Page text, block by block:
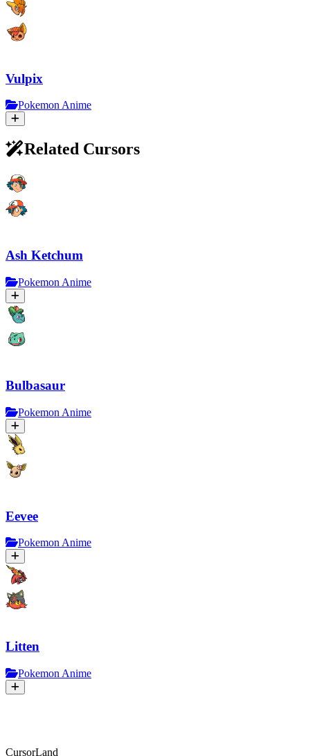
Vulpix
Pokemon Anime
Related Cursors
Ash Ketchum
Pokemon Anime
Bulbasaur
Pokemon Anime
Eevee
Pokemon Anime
Litten
Pokemon Anime
CursorLand